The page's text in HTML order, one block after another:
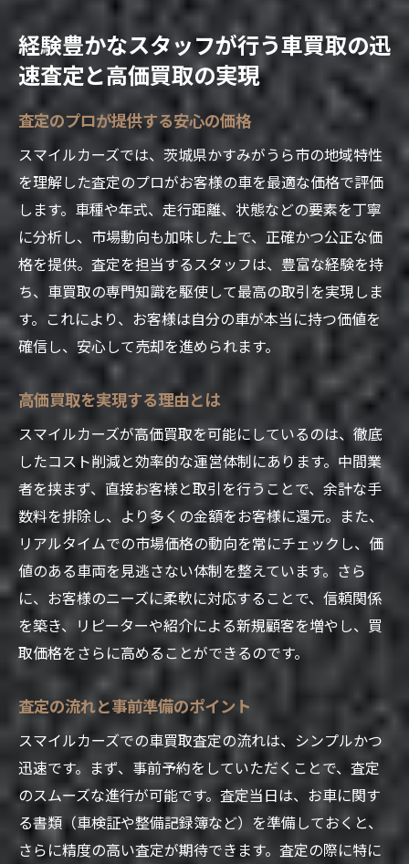
経験豊かなスタッフが行う車買取の迅
速査定と高価買取の実現
査定のプロが提供する安心の価格
スマイルカーズでは、茨城県かすみがうら市の地域特性
を理解した査定のプロがお客様の車を最適な価格で評価
します。車種や年式、走行距離、状態などの要素を丁寧
に分析し、市場動向も加味した上で、正確かつ公正な価
格を提供。査定を担当するスタッフは、豊富な経験を持
ち、車買取の専門知識を駆使して最高の取引を実現しま
す。これにより、お客様は自分の車が本当に持つ価値を
確信し、安心して売却を進められます。
高価買取を実現する理由とは
スマイルカーズが高価買取を可能にしているのは、徹底
したコスト削減と効率的な運営体制にあります。中間業
者を挟まず、直接お客様と取引を行うことで、余計な手
数料を排除し、より多くの金額をお客様に還元。また、
リアルタイムでの市場価格の動向を常にチェックし、価
値のある車両を見逃さない体制を整えています。さら
に、お客様のニーズに柔軟に対応することで、信頼関係
を築き、リピーターや紹介による新規顧客を増やし、買
取価格をさらに高めることができるのです。
査定の流れと事前準備のポイント
スマイルカーズでの車買取査定の流れは、シンプルかつ
迅速です。まず、事前予約をしていただくことで、査定
のスムーズな進行が可能です。査定当日は、お車に関す
る書類（車検証や整備記録簿など）を準備しておくと、
さらに精度の高い査定が期待できます。査定の際に特に